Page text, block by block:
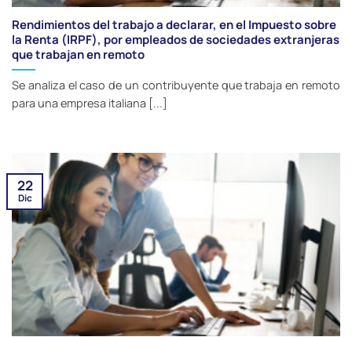
Rendimientos del trabajo a declarar, en el Impuesto sobre
la Renta (IRPF), por empleados de sociedades extranjeras
que trabajan en remoto
Se analiza el caso de un contribuyente que trabaja en remoto
para una empresa italiana [...]
22
Dic